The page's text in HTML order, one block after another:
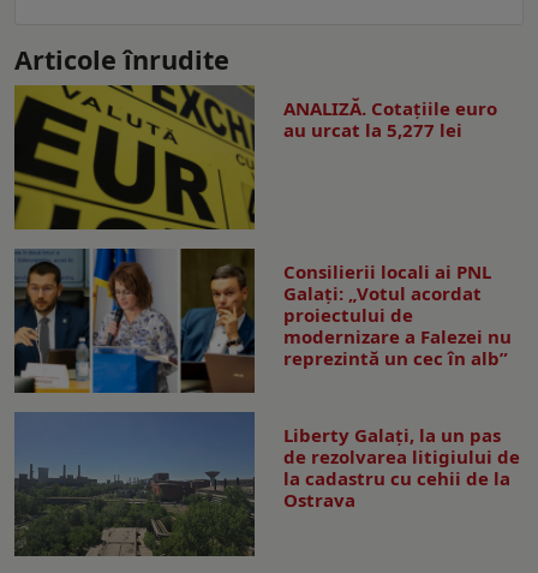
Articole înrudite
ANALIZĂ. Cotațiile euro
au urcat la 5,277 lei
Consilierii locali ai PNL
Galaţi: „Votul acordat
proiectului de
modernizare a Falezei nu
reprezintă un cec în alb”
Liberty Galați, la un pas
de rezolvarea litigiului de
la cadastru cu cehii de la
Ostrava